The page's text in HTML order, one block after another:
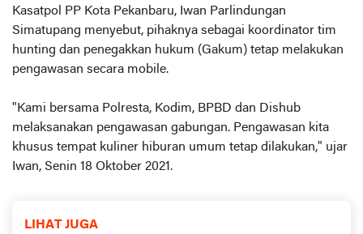
Kasatpol PP Kota Pekanbaru, Iwan Parlindungan
Simatupang menyebut, pihaknya sebagai koordinator tim
hunting dan penegakkan hukum (Gakum) tetap melakukan
pengawasan secara mobile.
"Kami bersama Polresta, Kodim, BPBD dan Dishub
melaksanakan pengawasan gabungan. Pengawasan kita
khusus tempat kuliner hiburan umum tetap dilakukan," ujar
Iwan, Senin 18 Oktober 2021.
LIHAT JUGA